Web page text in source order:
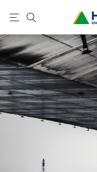
현
건
설
(
H
Y
U
N
메
뉴
검
색